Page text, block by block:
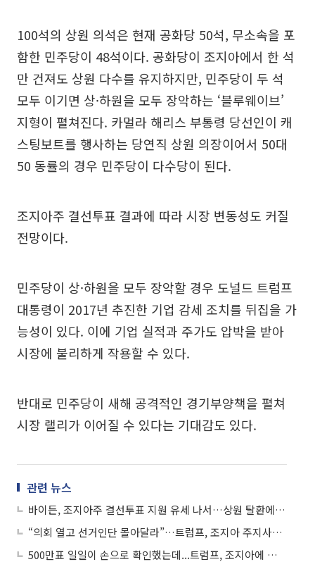
100석의 상원 의석은 현재 공화당 50석, 무소속을 포
함한 민주당이 48석이다. 공화당이 조지아에서 한 석
만 건져도 상원 다수를 유지하지만, 민주당이 두 석
모두 이기면 상·하원을 모두 장악하는 ‘블루웨이브’
지형이 펼쳐진다. 카멀라 해리스 부통령 당선인이 캐
스팅보트를 행사하는 당연직 상원 의장이어서 50대
50 동률의 경우 민주당이 다수당이 된다.
조지아주 결선투표 결과에 따라 시장 변동성도 커질
전망이다.
민주당이 상·하원을 모두 장악할 경우 도널드 트럼프
대통령이 2017년 추진한 기업 감세 조치를 뒤집을 가
능성이 있다. 이에 기업 실적과 주가도 압박을 받아
시장에 불리하게 작용할 수 있다.
반대로 민주당이 새해 공격적인 경기부양책을 펼쳐
시장 랠리가 이어질 수 있다는 기대감도 있다.
관련 뉴스
바이든, 조지아주 결선투표 지원 유세 나서…상원 탈환에 화력지원
“의회 열고 선거인단 몰아달라”…트럼프, 조지아 주지사에 압박
500만표 일일이 손으로 확인했는데...트럼프, 조지아에 또 재검표 요청